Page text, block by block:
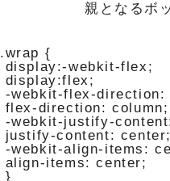
親となるボ
.wrap {
display:-webkit-flex;
display:flex;
-webkit-flex-direction:
flex-direction: column;
-webkit-justify-
justify-content: center;
-webkit-align-items:
align-items: center;
}